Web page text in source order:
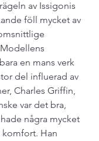
av Issigonis
föll mycket av
en mans verk
del influerad av
Charles Griffin,
var det bra,
några mycket
komfort. Han